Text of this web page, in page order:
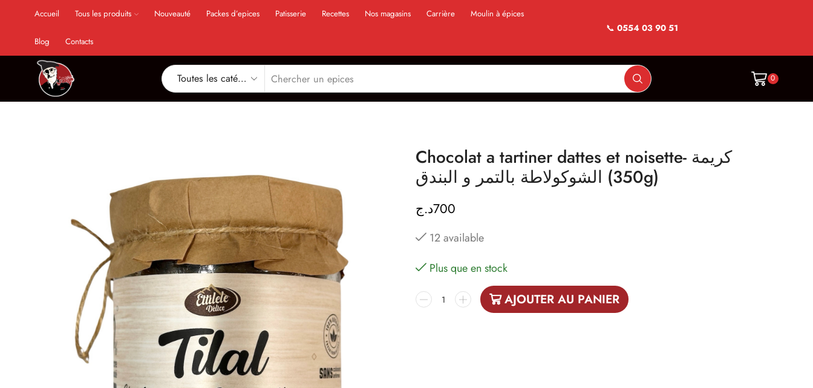
Accueil Tous les produits Nouveauté Packes d’epices Patisserie Recettes Nos magasins Carrière Moulin à épices
Blog Contacts
📞 0554 03 90 51
0
Chocolat a tartiner dattes et noisette- كريمة
الشوكولاطة بالتمر و البندق (350g)
700د.ج
12 available
Plus que en stock
AJOUTER AU PANIER